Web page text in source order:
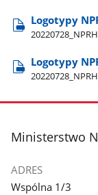
Logotypy
Logotypy
stopka
Ministerstwo
ADRES
Wspólna 1/3